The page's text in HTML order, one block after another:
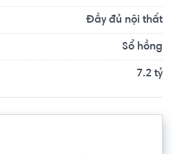
Đầy đủ nội thất
Sổ hồng
7.2 tỷ